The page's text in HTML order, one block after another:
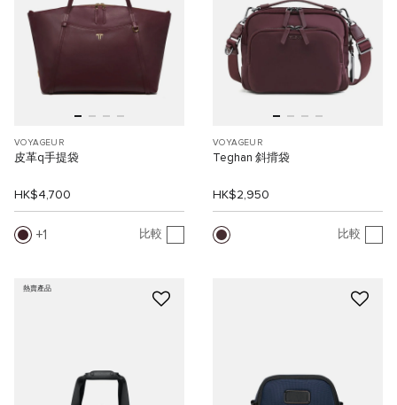
VOYAGEUR
皮革q手提袋
HK$4,700
1 比較
VOYAGEUR
Teghan 斜揹袋
HK$2,950
比較
熱賣產品